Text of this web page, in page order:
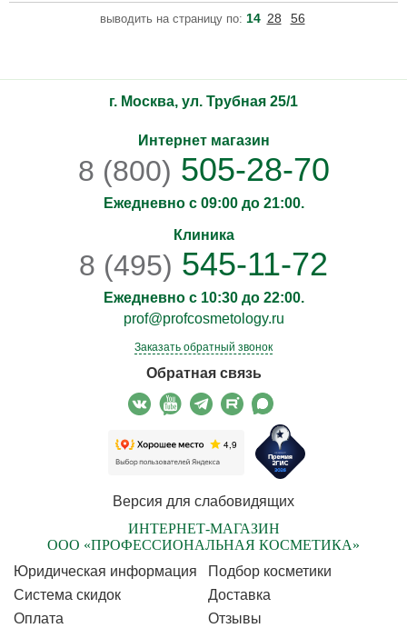
выводить на страницу по: 14 28 56
г. Москва, ул. Трубная 25/1
Интернет магазин
8 (800) 505-28-70
Ежедневно с 09:00 до 21:00.
Клиника
8 (495) 545-11-72
Ежедневно с 10:30 до 22:00.
prof@profcosmetology.ru
Заказать обратный звонок
Обратная связь
Версия для слабовидящих
ИНТЕРНЕТ-МАГАЗИН
ООО «ПРОФЕССИОНАЛЬНАЯ КОСМЕТИКА»
Юридическая информация
Подбор косметики
Cистема скидок
Доставка
Оплата
Отзывы